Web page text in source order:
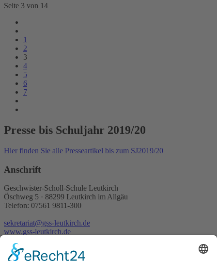
Seite 3 von 14
1
2
3
4
5
6
7
Presse bis Schuljahr 2019/20
Hier finden Sie alle Presseartikel bis zum SJ2019/20
Anschrift
Geschwister-Scholl-Schule Leutkirch
Öschweg 5 · 88299 Leutkirch im Allgäu
Telefon: 07561 9811-300
sekretariat@gss-leutkirch.de
www.gss-leutkirch.de
Rechtliches